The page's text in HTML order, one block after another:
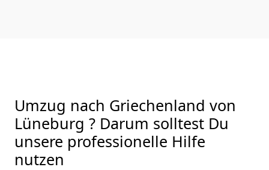
Umzug nach Griechenland von
Lüneburg ? Darum solltest Du
unsere professionelle Hilfe
nutzen